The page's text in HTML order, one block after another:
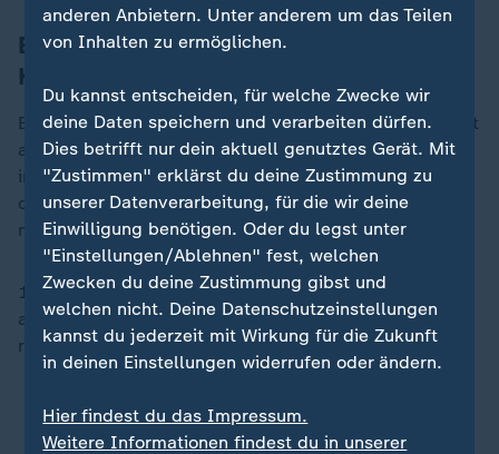
Eierroll-Tradition begann einst auf dem
Kapitolshügel
Begonnen hat die Tradition des "Ostereierrollens" einst
auf dem Kapitolshügel in den 1870er Jahren. Als es
immer mehr Kinder wurden, die Eier und sich selbst
den Hügel runterrollten, und die Anlage Schaden
nahm, wurde der Spaß vom Kongress verboten.
1878 erlaubte Präsident Rutherford Hayes dann, dass
alle Kinder an Ostern im Weißen Haus ihre Ostereier
rollen dürfen.
ZDFheute auf WhatsApp
anderen Anbietern. Unter anderem um das Teilen
von Inhalten zu ermöglichen.
Du kannst entscheiden, für welche Zwecke wir
deine Daten speichern und verarbeiten dürfen.
Dies betrifft nur dein aktuell genutztes Gerät. Mit
"Zustimmen" erklärst du deine Zustimmung zu
unserer Datenverarbeitung, für die wir deine
Einwilligung benötigen. Oder du legst unter
"Einstellungen/Ablehnen" fest, welchen
Zwecken du deine Zustimmung gibst und
welchen nicht. Deine Datenschutzeinstellungen
kannst du jederzeit mit Wirkung für die Zukunft
in deinen Einstellungen widerrufen oder ändern.
Hier findest du das Impressum.
Weitere Informationen findest du in unserer